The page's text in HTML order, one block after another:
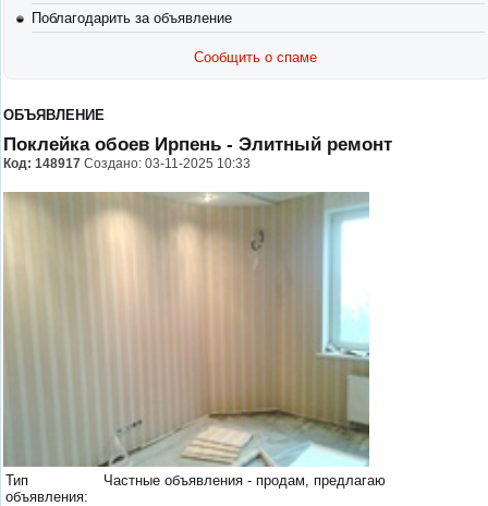
Поблагодарить за объявление
Сообщить о спаме
ОБЪЯВЛЕНИЕ
Поклейка обоев Ирпень - Элитный ремонт
Код: 148917 Создано: 03-11-2025 10:33
Тип
объявления:
Частные объявления - продам, предлагаю